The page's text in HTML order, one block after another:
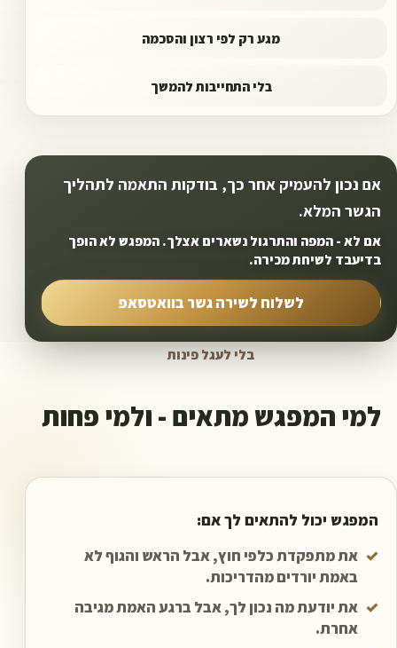
מגע רק לפי רצון והסכמה
בלי התחייבות להמשך
אם נכון להעמיק אחר כך, בודקות התאמה לתהליך
הגשר המלא.
אם לא - המפה והתרגול נשארים אצלך. המפגש לא הופך
בדיעבד לשיחת מכירה.
לשלוח לשירה גשר בוואטסאפ
בלי לעגל פינות
למי המפגש מתאים - ולמי פחות
המפגש יכול להתאים לך אם:
✓ את מתפקדת כלפי חוץ, אבל הראש והגוף לא
באמת יורדים מהדריכות.
✓ את יודעת מה נכון לך, אבל ברגע האמת מגיבה
אחרת.